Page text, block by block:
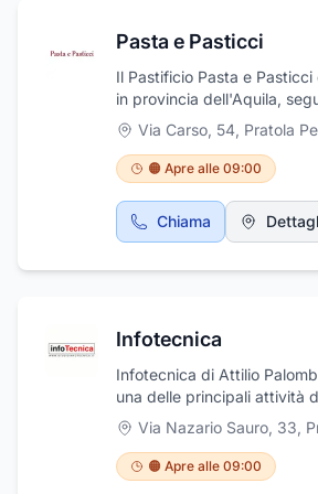
prima che dopo la stipula
ed aziende siti in
territorio nazionale.
Pasta e Pasticci
Il Pastificio Pasta e Pasticci
in provincia dell'Aquila,
artigianali di un tempo e
pasta fresca all'uovo, ma
cui tortellini, ripieni, ravioli,
e pasta fresca artigianale.
vengono realizzati con
e di eccellente qualità, così
Via Carso, 54, Pratola
🟠 Apre alle 09:00
Chiama
Infotecnica
Infotecnica di Attilio
una delle principali attività
architettonico-strumentale
tecnica-ingegneristico del
abruzzese. La ditta si
consulenza tecnica,
Via Nazario Sauro, 33,
🟠 Apre alle 09:00